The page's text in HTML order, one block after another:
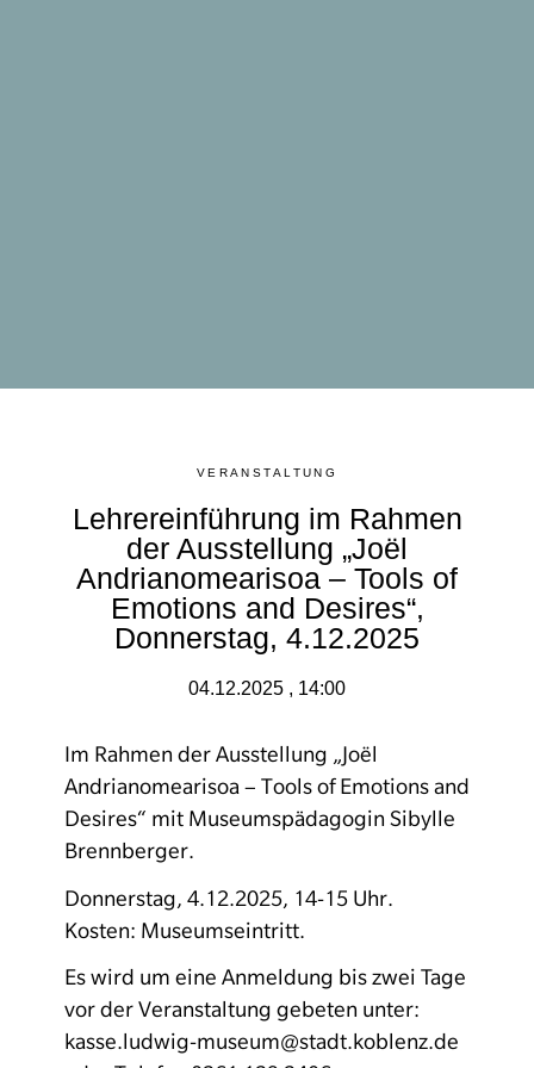
VERANSTALTUNG
Lehrereinführung im Rahmen
der Ausstellung „Joël
Andrianomearisoa – Tools of
Emotions and Desires“,
Donnerstag, 4.12.2025
04.12.2025 , 14:00
Im Rahmen der Ausstellung „Joël
Andrianomearisoa – Tools of Emotions and
Desires“ mit Museumspädagogin Sibylle
Brennberger.
Donnerstag, 4.12.2025, 14-15 Uhr.
Kosten: Museumseintritt.
Es wird um eine Anmeldung bis zwei Tage
vor der Veranstaltung gebeten unter:
kasse.ludwig-museum@stadt.koblenz.de